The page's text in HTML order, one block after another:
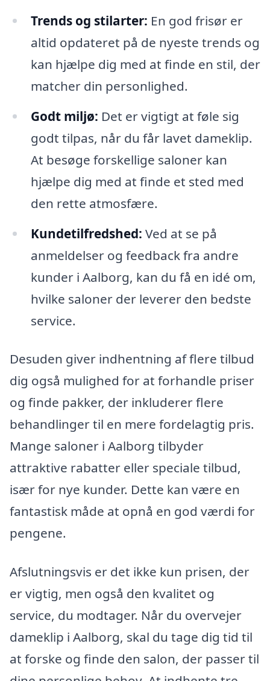
Trends og stilarter: En god frisør er
altid opdateret på de nyeste trends og
kan hjælpe dig med at finde en stil, der
matcher din personlighed.
Godt miljø: Det er vigtigt at føle sig
godt tilpas, når du får lavet dameklip.
At besøge forskellige saloner kan
hjælpe dig med at finde et sted med
den rette atmosfære.
Kundetilfredshed: Ved at se på
anmeldelser og feedback fra andre
kunder i Aalborg, kan du få en idé om,
hvilke saloner der leverer den bedste
service.
Desuden giver indhentning af flere tilbud
dig også mulighed for at forhandle priser
og finde pakker, der inkluderer flere
behandlinger til en mere fordelagtig pris.
Mange saloner i Aalborg tilbyder
attraktive rabatter eller speciale tilbud,
især for nye kunder. Dette kan være en
fantastisk måde at opnå en god værdi for
pengene.
Afslutningsvis er det ikke kun prisen, der
er vigtig, men også den kvalitet og
service, du modtager. Når du overvejer
dameklip i Aalborg, skal du tage dig tid til
at forske og finde den salon, der passer til